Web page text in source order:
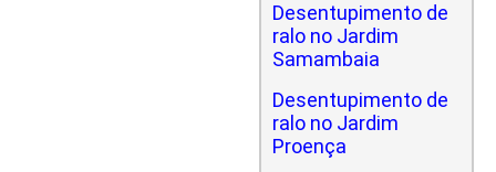
Desentupimento de
ralo no Jardim
Samambaia
Desentupimento de
ralo no Jardim
Proença